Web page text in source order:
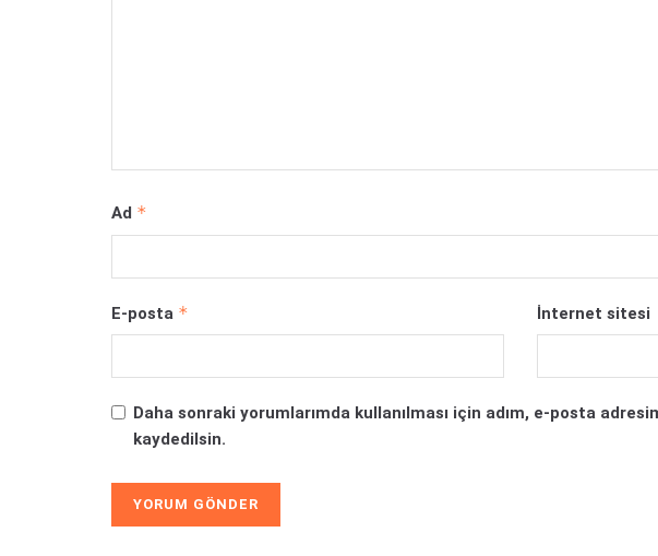
Ad *
E-posta * İnternet sitesi
Daha sonraki yorumlarımda kullanılması için adım, e-posta
kaydedilsin.